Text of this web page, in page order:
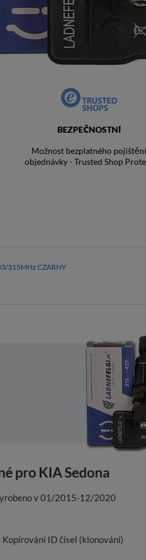
BEZPEČNOSTNÍ
Možnost bezplatného pojištění
objednávky - Trusted Shop
315MHz CZARNY
pro KIA Sedona
v 01/2015-12/2020
Kopírování ID čísel (klonování)